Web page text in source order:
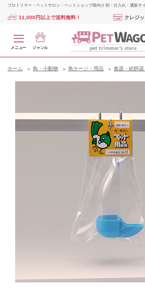
プロトリマー・ペットサロン・ペットショップ様向け 卸・仕入れ・通販サ
11,000円以上で送料無料！ クレジ
メニュー ジャンル
ホーム 鳥・小動物 鳥ケージ・用品 食器・給餌器